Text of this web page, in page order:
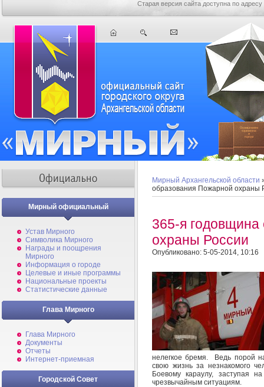
Старая версия сайта доступна по адресу
Мирный официальный
Устав Мирного
Символика Мирного
Награды и поощрения
Мирного
Информация о городе
Целевые и иные программы
Национальные проекты
Статистические данные
Глава Мирного
Глава Мирного
Документы
Отчеты
Интернет-приемная
Городской Совет
Мирный Архангельской области
образования Пожарной охраны
365-я
охраны России
Опубликовано: 5-05-2014, 10:16
нелегкое бремя. Ведь порой
свою жизнь за незнакомого
Боевому караулу, заступая
чрезвычайным ситуациям.